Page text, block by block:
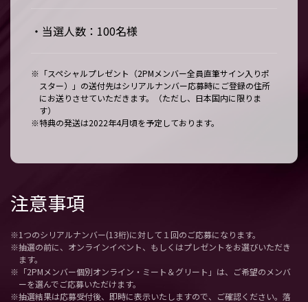
・当選人数：100名様
※「スペシャルプレゼント（2PMメンバー全員直筆サイン入りポ
スター）」の送付先はシリアルナンバー応募時にご登録の住所
にお送りさせていただきます。（ただし、日本国内に限りま
す）
※特典の発送は2022年4月頃を予定しております。
注意事項
※1つのシリアルナンバー(13桁)に対して１回のご応募になります。
※抽選の前に、オンラインイベント、もしくはプレゼントをお選びいただき
ます。
※「2PMメンバー個別オンライン・ミート＆グリート」は、ご希望のメンバ
ーを選んでご応募いただけます。
※抽選結果は応募受付後、即時に表示いたしますので、ご確認ください。落